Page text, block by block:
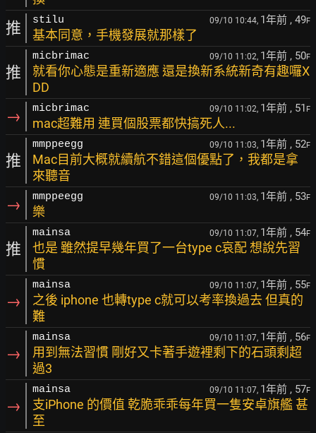
推 stilu 09/10 10:44, 1年前 , 49F
基本同意，手機發展就那樣了
推
micbrimac 09/10 11:02, 1年前 , 50F
就看你心態是重新適應 還是換新系統新奇有趣囉X
DD
→ micbrimac 09/10 11:02, 1年前 , 51 F
mac超難用 連買個股票都快搞死人...
推
mmppeegg 09/10 11:03, 1年前 , 52F
Mac目前大概就續航不錯這個優點了，我都是拿
來聽音
→ mmppeegg 09/10 11:03, 1年前 , 53F
樂
推
mainsa 09/10 11:07, 1年前 , 54F
也是 雖然提早幾年買了一台type c哀配 想說先習
慣
→
mainsa 09/10 11:07, 1年前 , 55F
之後 iphone 也轉type c就可以考率換過去 但真的
難
→
mainsa 09/10 11:07, 1年前 , 56F
用到無法習慣 剛好又卡著手遊裡剩下的石頭剩超
過3
→
mainsa 09/10 11:07, 1年前 , 57F
支iPhone 的價值 乾脆乖乖每年買一隻安卓旗艦 甚
至